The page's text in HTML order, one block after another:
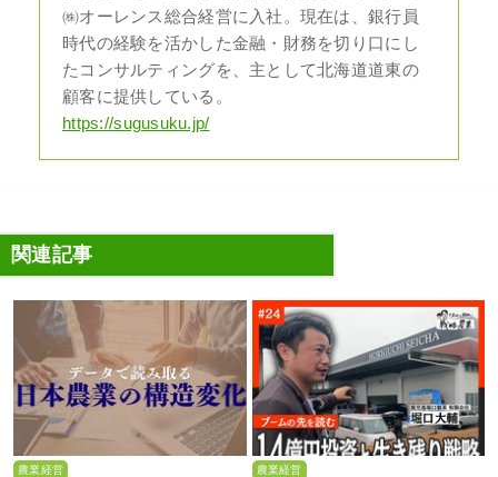
㈱オーレンス総合経営に入社。現在は、銀行員
時代の経験を活かした金融・財務を切り口にし
たコンサルティングを、主として北海道道東の
顧客に提供している。
https://sugusuku.jp/
関連記事
農業経営 農業経営